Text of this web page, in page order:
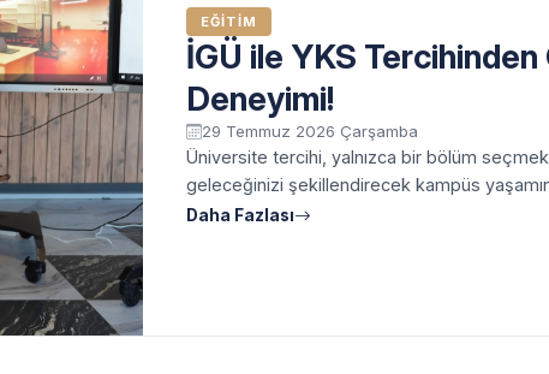
EĞITIM
İGÜ ile YKS
Deneyimi!
29 Temmuz 2026 Çarşamba
Üniversite tercihi, yalnızca bir bölüm
geleceğinizi şekillendirecek kampüs
Daha Fazlası